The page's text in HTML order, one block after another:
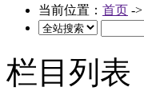
当前位置： 首页 ->
栏目列表